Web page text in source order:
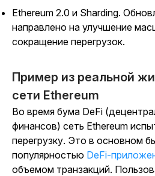
Ethereum 2.0 и Sharding.
направлено на улучшение
сокращение перегрузок.
Пример из реальной
сети Ethereum
Во время бума DeFi
финансов) сеть Ethereum
перегрузку. Это в основном
популярностью DeFi-
объемом транзакций.